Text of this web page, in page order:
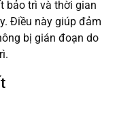
bảo trì và thời gian
Điều này giúp đảm
bị gián đoạn do